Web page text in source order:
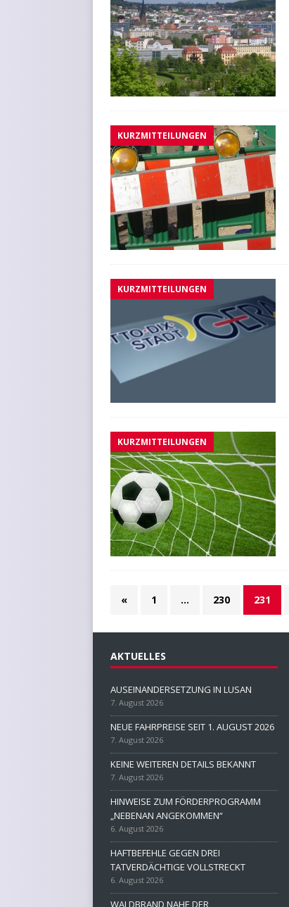
KURZMITTEILUNGEN
KURZMITTEILUNGEN
KURZMITTEILUNGEN
« 1 … 230 231
AKTUELLES
AUSEINANDERSETZUNG IN LUSAN
7. August 2026
NEUE FAHRPREISE SEIT 1. AUGUST 2026
7. August 2026
KEINE WEITEREN DETAILS BEKANNT
7. August 2026
HINWEISE ZUM FÖRDERPROGRAMM
„NEBENAN ANGEKOMMEN“
6. August 2026
HAFTBEFEHLE GEGEN DREI
TATVERDÄCHTIGE VOLLSTRECKT
6. August 2026
WALDBRAND NAHE DER